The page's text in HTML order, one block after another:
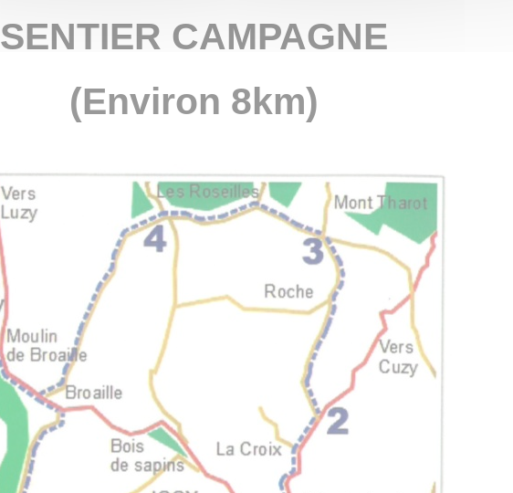
SENTIER CAMPAGNE
(Environ 8km)